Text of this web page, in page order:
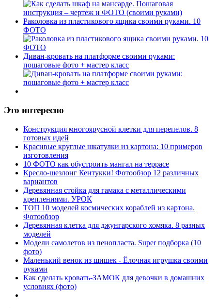
Раколовка из пластикового ящика своими руками. 10
ФОТО
Диван-кровать на платформе своими руками:
пошаговые фото + мастер класс
Это интересно
Конструкция многоярусной клетки для перепелов. 8
готовых идей
Красивые круглые шкатулки из картона: 10 примеров
изготовления
10 ФОТО как обустроить мангал на террасе
Кресло-шезлонг Кентукки! Фотообзор 12 различных
вариантов
Деревянная стойка для гамака с металлическими
креплениями. УРОК
ТОП 10 моделей космических кораблей из картона.
Фотообзор
Деревянная клетка для джунгарского хомяка. 8 разных
моделей
Модели самолетов из пенопласта. Super подборка (10
фото)
Маленький венок из шишек - Ёлочная игрушка своими
руками
Как сделать кровать-ЗАМОК для девочки в домашних
условиях (фото)